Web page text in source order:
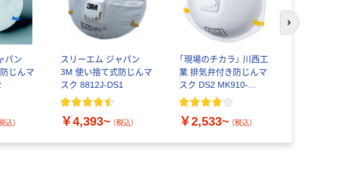
パン
じんマ
込）
スリーエム ジャパン
3M 使い捨て式防じんマ
スク 8812J-DS1
￥4,393~ （税込）
「現場のチカラ」 川西工
業 排気弁付き防じんマ
スク DS2 MK910-
N95DS2V
￥2,533~ （税込）
次のスライド